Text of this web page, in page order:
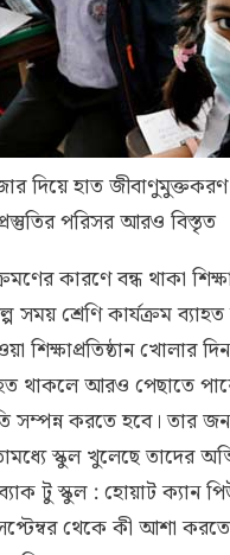
দিয়ে হাত
পরিসর আরও বিস্তৃত
কারণে বন্ধ থাকা
শ্রেণি কার্যক্রম ব্যাহত
শিক্ষাপ্রতিষ্ঠান খোলার
থাকলে আরও পেছাতে
করতে হবে। তার
স্কুল খুলেছে তাদের
টু স্কুল : হোয়াট ক্যান
সেপ্টেম্বর থেকে কী আশা